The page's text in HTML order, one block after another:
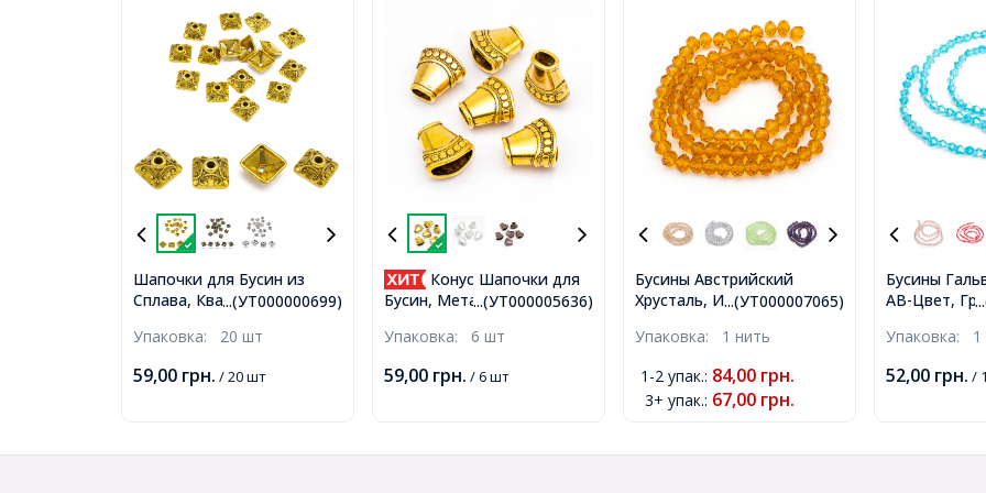
...(УТ000000699)
Шапочки для Бусин из
Сплава, Квадратные, Цвет:
10х10х5мм, Отверстие
Упаковка: 20 шт
59,00 грн. / 20 шт
...(УТ000005636)
Конус Шапочки для
Бусин, Металлические,
Размер: 15.5х16х9мм,
(УТ000005636)
Упаковка: 6 шт
59,00 грн. / 6 шт
...(УТ000007065)
Бусины Австрийский
Хрусталь, Имитация,
Прозрачные, Рондель,
тие: 1мм, около
92шт/36см/нить
Упаковка: 1 нить
1-2 упак.: 84,00 грн.
3+ упак.: 67,00 грн.
Бусины
АВ-Цвет,
Размер:
нить ,
Упаковка: 1
52,00 грн. /